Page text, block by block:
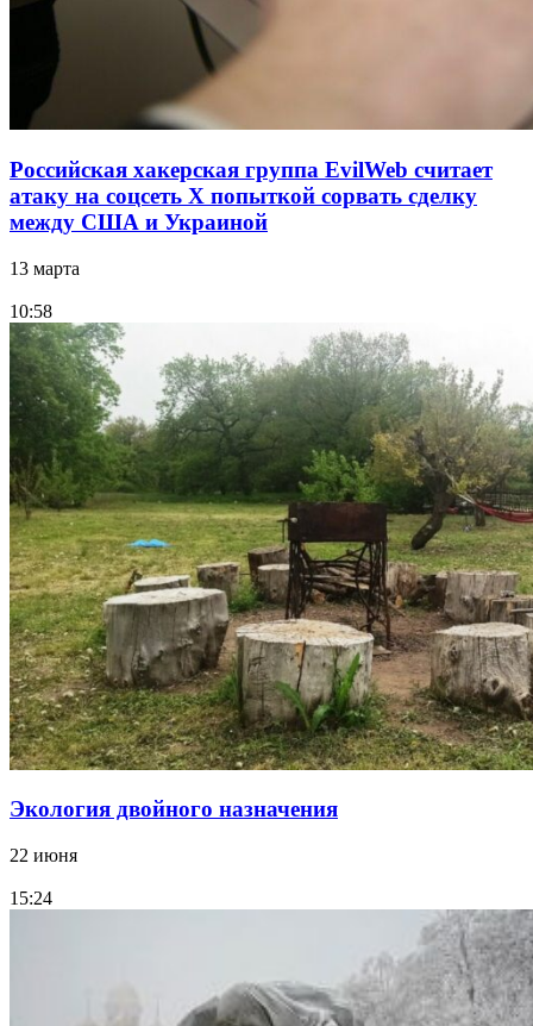
Российская хакерская группа EvilWeb считает
атаку на соцсеть Х попыткой сорвать сделку
между США и Украиной
13 марта
10:58
Экология двойного назначения
22 июня
15:24